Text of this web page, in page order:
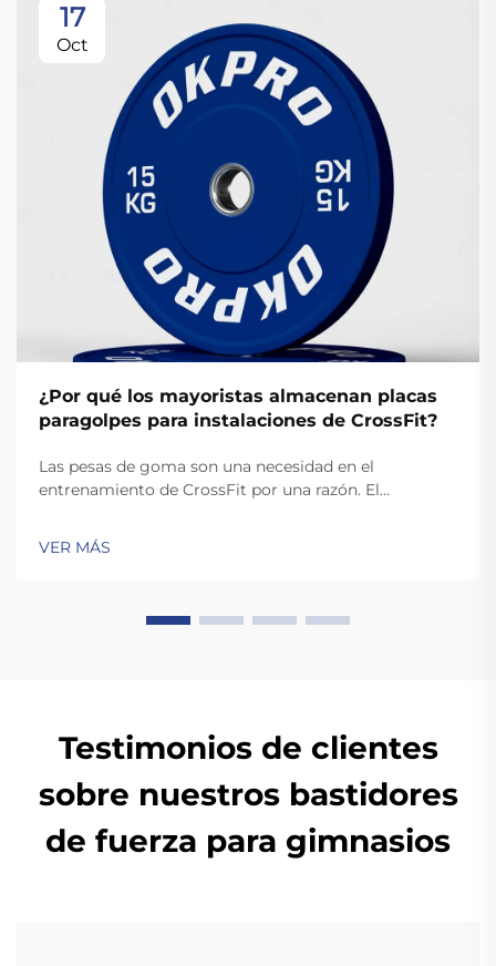
17
Oct
¿Por qué los mayoristas almacenan placas
paragolpes para instalaciones de CrossFit?
Las pesas de goma son una necesidad en el
entrenamiento de CrossFit por una razón. El
rápidos y dinámicos como los arrancamientos y
limpias, que implican soltar las pesas. A diferencia de
VER MÁS
Testimonios de clientes
sobre nuestros bastidores
de fuerza para gimnasios